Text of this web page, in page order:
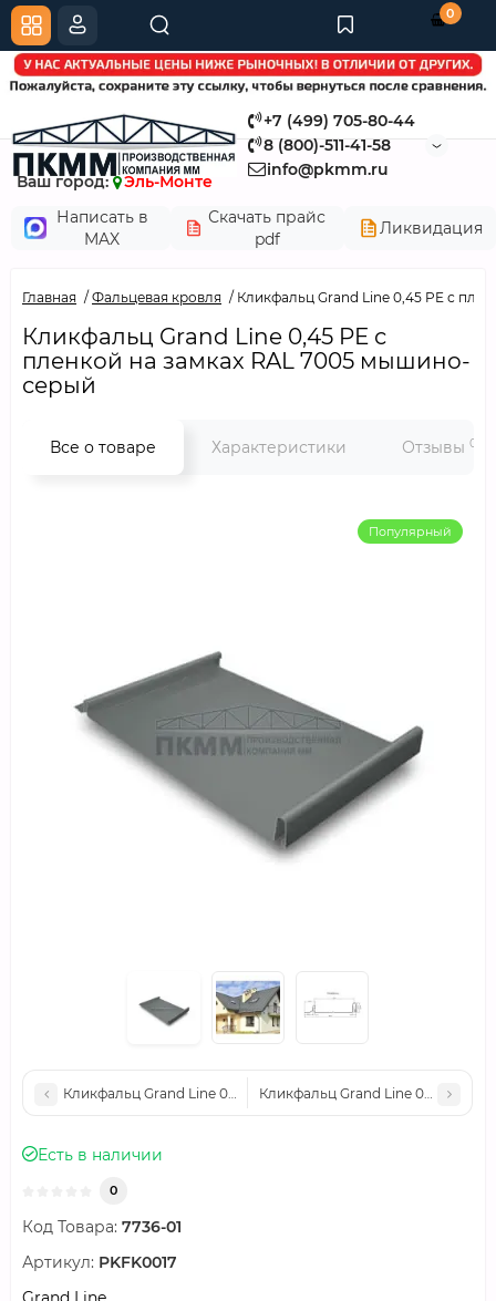
+7 (499) 705-80-44
8 (800)-511-41-58
info@pkmm.ru
Ваш город:
Эль-Монте
Написать в
MAX
Скачать прайс
pdf
Ликвидация
0
Главная Фальцевая кровля Кликфальц Grand Line 0,45 PE с
Кликфальц Grand Line 0,45 PE с
пленкой на замках RAL 7005 мышино-
серый
Все о товаре Характеристики Отзывы 0
Популярный
Кликфальц Grand Line 0,45 PE с пленкой на замках RAL 9005
Кликфальц Grand Line 0,45 PE с
Есть в наличии
0
Код Товара: 7736-01
Артикул: PKFK0017